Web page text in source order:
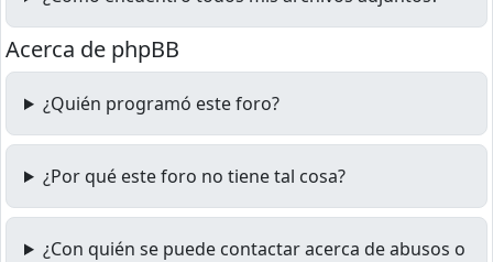
Acerca de phpBB
¿Quién programó este foro?
¿Por qué este foro no tiene tal cosa?
¿Con quién se puede contactar acerca de abusos o